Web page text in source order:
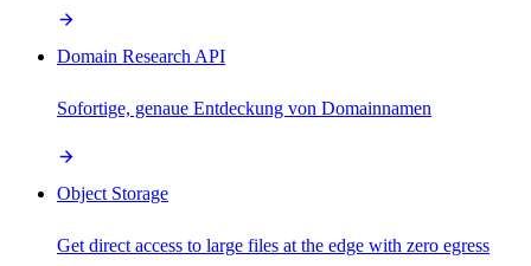
Domain Research API
Sofortige, genaue Entdeckung von Domainnamen
Object Storage
Get direct access to large files at the edge with zero egress